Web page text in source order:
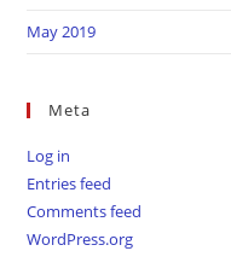
May 2019
Meta
Log in
Entries feed
Comments feed
WordPress.org